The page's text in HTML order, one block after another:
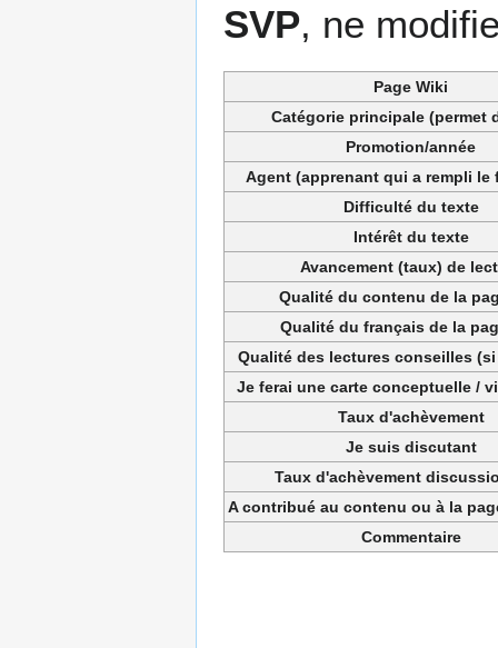
SVP, ne
Page Wiki
Catégorie principale (permet
Promotion/année
Agent (apprenant qui a rempli le
Difficulté du texte
Intérêt du texte
Avancement (taux) de
Qualité du contenu de la
Qualité du français de la
Qualité des lectures conseilles
Je ferai une carte conceptuelle /
Taux d'achèvement
Je suis discutant
Taux d'achèvement
A contribué au contenu ou à la
Commentaire